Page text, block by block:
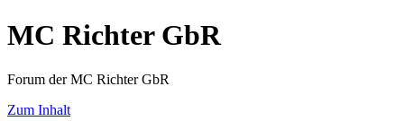
MC Richter GbR
Forum der MC Richter GbR
Zum Inhalt